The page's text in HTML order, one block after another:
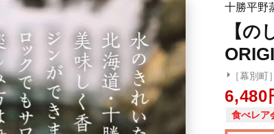
十勝平野
【
［幕別町
6,480
食べレア